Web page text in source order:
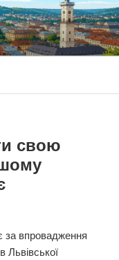
свою
за впровадження
Львівської